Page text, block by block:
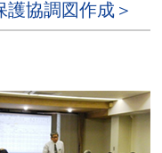
協調図作成＞